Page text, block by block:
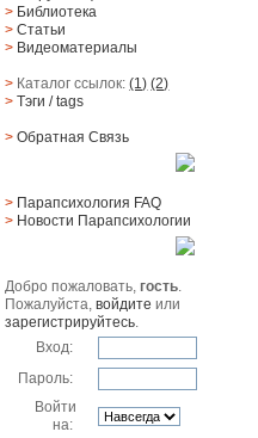
> Библиотека
> Статьи
> Видеоматериалы
> Каталог ссылок:(1) (2)
> Тэги/ tags
> Обратная Cвязь
> Парапсихология FAQ
> Новости Парапсихологии
Добро пожаловать,гость.
Пожалуйста,войдите или
зарегистрируйтесь.
Вход:
Пароль:
Войти
на: